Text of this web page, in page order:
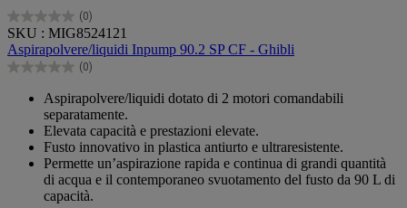
(0)
0.0
su
5
stelle.
SKU : MIG8524121
Aspirapolvere/liquidi Inpump 90.2 SP CF - Ghibli
(0)
0.0
Aspirapolvere/liquidi dotato di 2 motori comandabili
separatamente.
Elevata capacità e prestazioni elevate.
Fusto innovativo in plastica antiurto e ultraresistente.
Permette un’aspirazione rapida e continua di grandi quantità
di acqua e il contemporaneo svuotamento del fusto da 90 L di
capacità.